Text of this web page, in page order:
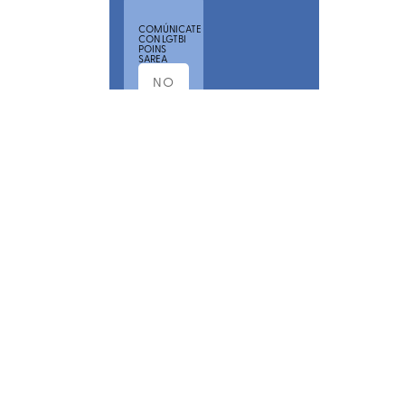
COMÚNICATE
CON LGTBI
POINS
SAREA